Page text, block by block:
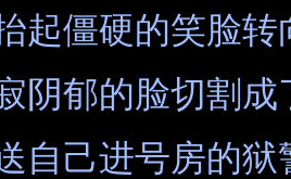
僵硬的笑脸转
阴郁的脸切割成
自己进号房的狱